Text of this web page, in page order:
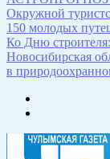
Окружной
150 молодых
Ко Дню строителя:
Новосибирская
в